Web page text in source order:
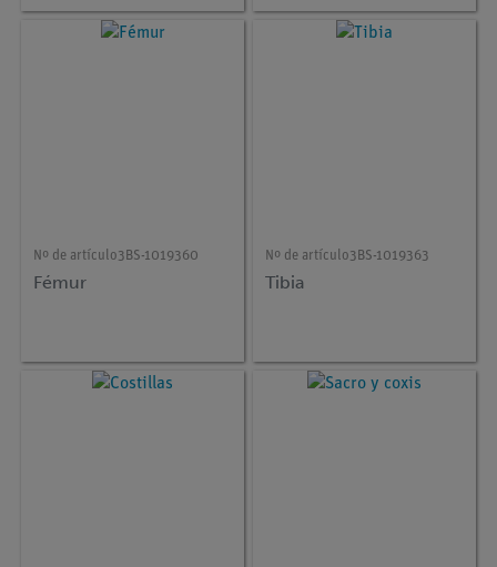
Nº de artículo3BS-1019360
Fémur
Nº de artículo3BS-1019363
Tibia